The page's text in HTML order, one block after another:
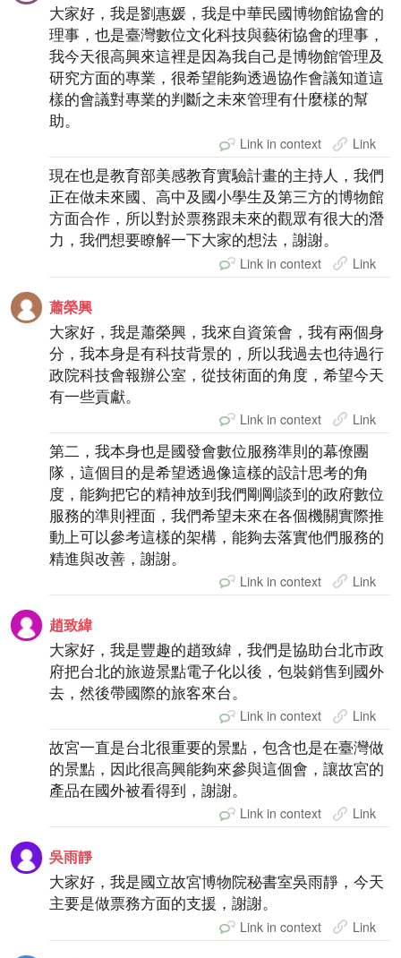
大家好，我是劉惠媛，我是中華民國博物館協會的
理事，也是臺灣數位文化科技與藝術協會的理事，
我今天很高興來這裡是因為我自己是博物館管理及
研究方面的專業，很希望能夠透過協作會議知道這
樣的會議對專業的判斷之未來管理有什麼樣的幫
助。
Link in context Link
現在也是教育部美感教育實驗計畫的主持人，我們
正在做未來國、高中及國小學生及第三方的博物館
方面合作，所以對於票務跟未來的觀眾有很大的潛
力，我們想要瞭解一下大家的想法，謝謝。
Link in context Link
蕭榮興
大家好，我是蕭榮興，我來自資策會，我有兩個身
分，我本身是有科技背景的，所以我過去也待過行
政院科技會報辦公室，從技術面的角度，希望今天
有一些貢獻。
Link in context Link
第二，我本身也是國發會數位服務準則的幕僚團
隊，這個目的是希望透過像這樣的設計思考的角
度，能夠把它的精神放到我們剛剛談到的政府數位
服務的準則裡面，我們希望未來在各個機關實際推
動上可以參考這樣的架構，能夠去落實他們服務的
精進與改善，謝謝。
Link in context Link
趙致緯
大家好，我是豐趣的趙致緯，我們是協助台北市政
府把台北的旅遊景點電子化以後，包裝銷售到國外
去，然後帶國際的旅客來台。
Link in context Link
故宮一直是台北很重要的景點，包含也是在臺灣做
的景點，因此很高興能夠來參與這個會，讓故宮的
產品在國外被看得到，謝謝。
Link in context Link
吳雨靜
大家好，我是國立故宮博物院秘書室吳雨靜，今天
主要是做票務方面的支援，謝謝。
Link in context Link